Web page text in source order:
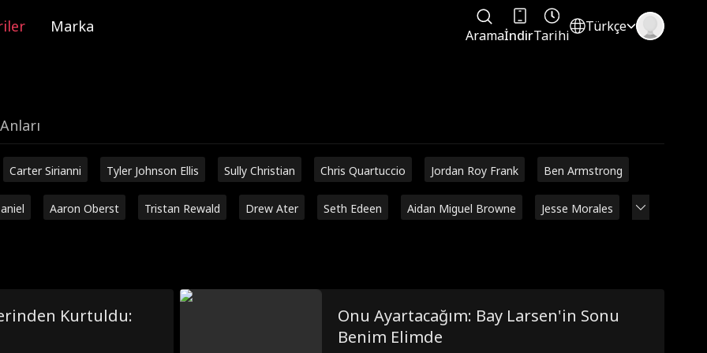
Marka AramaİndirTarihi
Türkçe
Carter Sirianni Tyler Johnson Ellis Sully Christian Chris Quartuccio Jordan Roy Frank Ben Armstrong
Aaron Oberst Tristan Rewald Drew Ater Seth Edeen Aidan Miguel Browne Jesse Morales
Kurtuldu:
Onu Ayartacağım: Bay Larsen'in Sonu
Benim Elimde